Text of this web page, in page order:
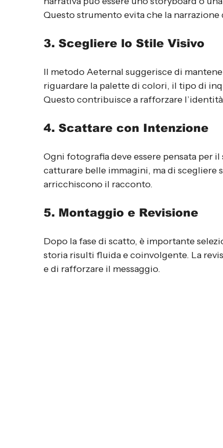
Questo strumento evita che la
3. Scegliere lo Stile Visivo
Il metodo Aeternal suggerisce di
riguardare la palette di colori, il tipo di
Questo contribuisce a rafforzare
4. Scattare con Intenzione
Ogni fotografia deve essere pensata per
catturare belle immagini, ma di
arricchiscono il racconto.
5. Montaggio e Revisione
Dopo la fase di scatto, è importante
storia risulti fluida e coinvolgente. La
e di rafforzare il messaggio.